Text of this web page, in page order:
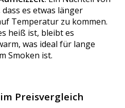
dass es etwas länger
Temperatur zu kommen.
heiß ist, bleibt es
was ideal für lange
Smoken ist.
Preisvergleich